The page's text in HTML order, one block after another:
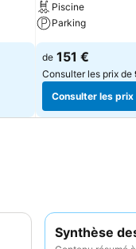
Piscine
Parking
de 151 €
Consulter les prix de
Consulter les prix
Synthèse